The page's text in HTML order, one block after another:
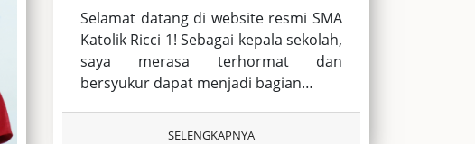
Selamat datang di website resmi SMA
Katolik Ricci 1! Sebagai kepala sekolah,
saya merasa terhormat dan
bersyukur dapat menjadi bagian…
SELENGKAPNYA